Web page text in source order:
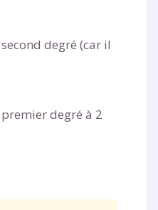
degré (car il
degré à 2